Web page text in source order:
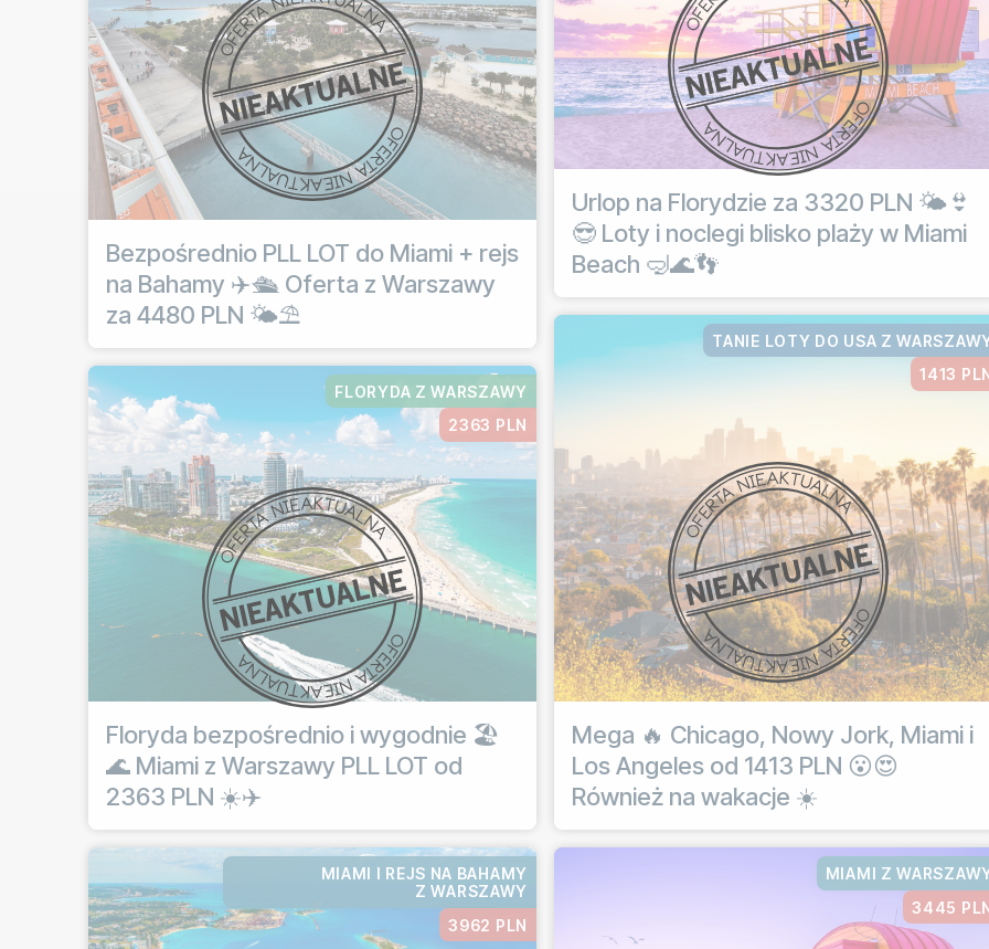
Bezpośrednio PLL LOT do Miami + rejs
na Bahamy ✈️🛳️ Oferta z Warszawy
za 4480 PLN 🌤️⛱️
Urlop na Florydzie za 3320 PLN 🌤️👙
😎 Loty i noclegi blisko plaży w Miami
Beach 🤿🌊👣
FLORYDA Z WARSZAWY
2363 PLN
Floryda bezpośrednio i wygodnie 🏖️
🌊 Miami z Warszawy PLL LOT od
2363 PLN ☀️✈️
TANIE LOTY DO USA Z
1413
Mega 🔥 Chicago, Nowy Jork, Miami i
Los Angeles od 1413 PLN 😮😍
Również na wakacje ☀️
MIAMI I REJS NA BAHAMY
Z WARSZAWY
3962 PLN
MIAMI Z
3445